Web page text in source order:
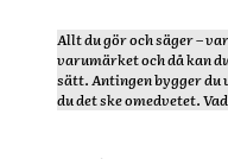
Allt du gör och säger –
varumärket och då kan
sätt. Antingen bygger
du det ske omedvetet.